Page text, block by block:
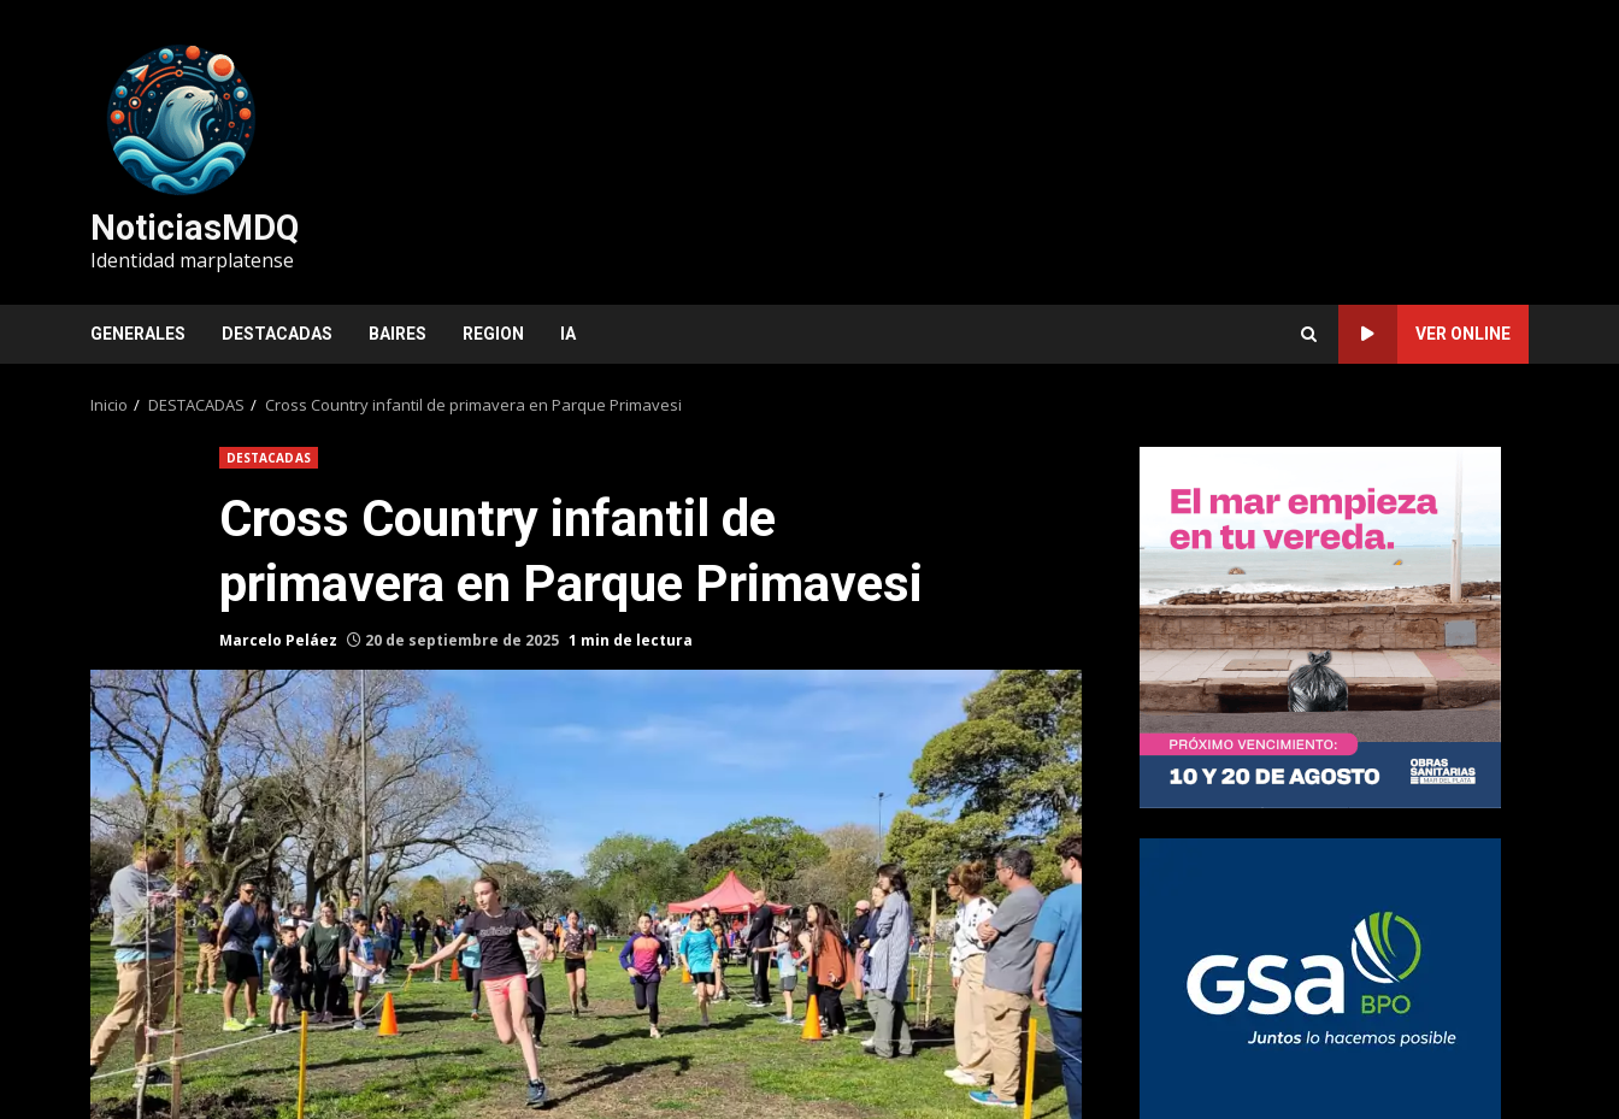
NoticiasMDQ
Identidad marplatense
GENERALES DESTACADAS BAIRES REGION IA VER ONLINE
Inicio DESTACADAS Cross Country infantil de primavera en Parque Primavesi
DESTACADAS
Cross Country infantil de
primavera en Parque Primavesi
Marcelo Peláez 20 de septiembre de 2025 1 min de lectura